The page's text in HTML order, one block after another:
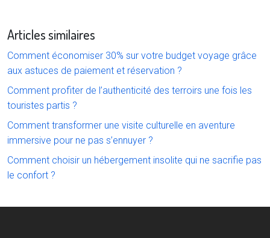
Articles similaires
Comment économiser 30% sur votre budget voyage grâce
aux astuces de paiement et réservation ?
Comment profiter de l’authenticité des terroirs une fois les
touristes partis ?
Comment transformer une visite culturelle en aventure
immersive pour ne pas s’ennuyer ?
Comment choisir un hébergement insolite qui ne sacrifie pas
le confort ?